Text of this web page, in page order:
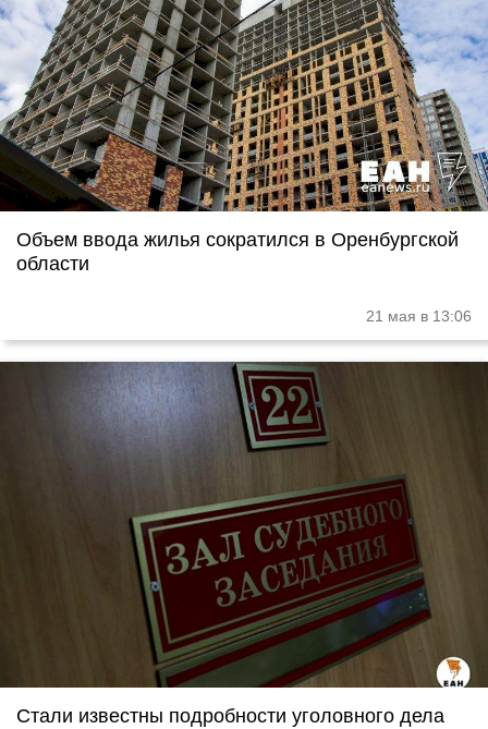
Объем ввода жилья сократился в Оренбургской
области
21 мая в 13:06
Стали известны подробности уголовного дела